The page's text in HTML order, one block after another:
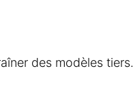
des modèles tiers.